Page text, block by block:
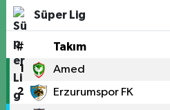
Süper Lig
# Takım
1 Amed
2 Erzurumspor FK